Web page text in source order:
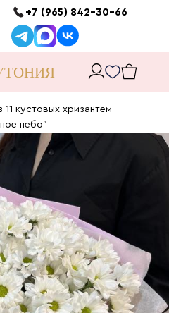
+7 (965) 842-30-66
11 кустовых хризантем
небо"